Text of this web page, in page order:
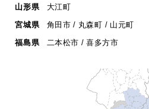
山形県
大江町
宮城県
角田市 / 丸森町 / 山元町
福島県
二本松市 / 喜多方市